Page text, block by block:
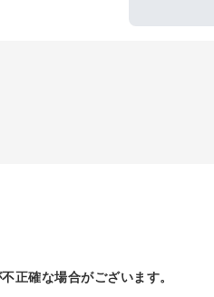
正確な場合がございます。